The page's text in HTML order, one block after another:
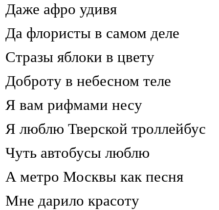
Даже афро удивя
Да флористы в самом деле
Стразы яблоки в цвету
Доброту в небесном теле
Я вам рифмами несу
Я люблю Тверской троллейбус
Чуть автобусы люблю
А метро Москвы как песня
Мне дарило красоту